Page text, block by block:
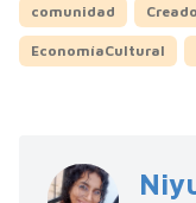
comunidad
EconomíaCultural